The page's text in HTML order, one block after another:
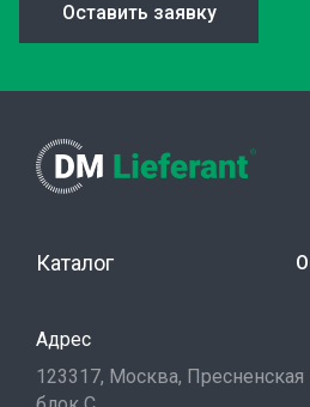
Оставить заявку
Каталог
Адрес
123317, Москва, Пресненская